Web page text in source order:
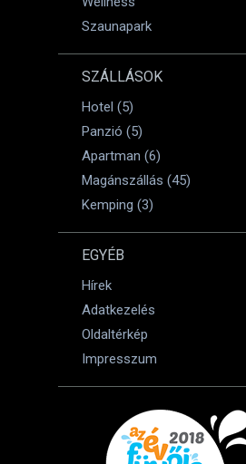
Szaunapark
SZÁLLÁSOK
Hotel (5)
Panzió (5)
Apartman (6)
Magánszállás (45)
Kemping (3)
EGYÉB
Hírek
Adatkezelés
Oldaltérkép
Impresszum